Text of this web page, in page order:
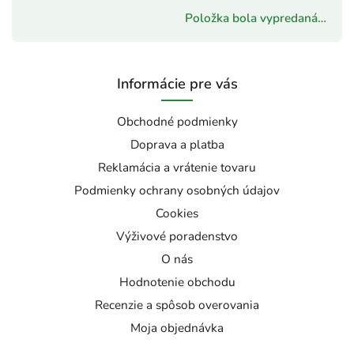
Položka bola vypredaná…
Informácie pre vás
Obchodné podmienky
Doprava a platba
Reklamácia a vrátenie tovaru
Podmienky ochrany osobných údajov
Cookies
Výživové poradenstvo
O nás
Hodnotenie obchodu
Recenzie a spôsob overovania
Moja objednávka